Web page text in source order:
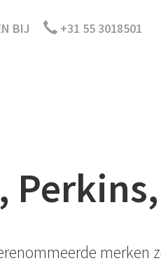
BIJ +31 55 3018501
merken